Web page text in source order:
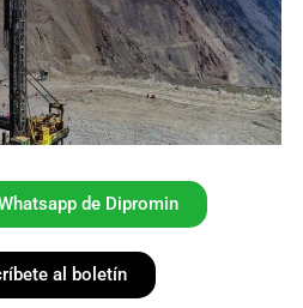
de Dipromin
al boletín